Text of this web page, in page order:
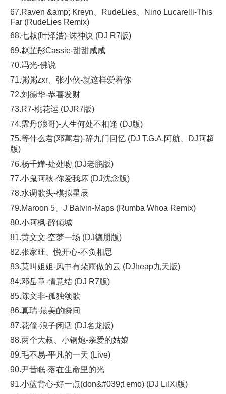
67.Raven &amp; Kreyn、RudeLies、Nino Lucarelli-This
Far (RudeLies Remix)
68.七叔(叶泽浩)-诛神诀 (DJ R7版)
69.赵芷彤Cassie-甜甜咸咸
70.冯光-佛说
71.粥粥zxr、张小伙-就这样爱着你
72.刘德华-恭喜发财
73.R7-桃花运 (DJR7版)
74.霈丹(浪哥)-人生何处不相逢 (DJ版)
75.等什么君(邓寓君)-辞九门回忆 (DJ T.G.A.阿航、DJ阿超
版)
76.杨千嬅-处处吻 (DJ老鹏版)
77.小鬼阿秋-你爱我坏 (DJ沈念版)
78.水调歌头-模拟星辰
79.Maroon 5、J Balvin-Maps (Rumba Whoa Remix)
80.小阿枫-醉倾城
81.黄文文-空梦一场 (DJ德朋版)
82.张家旺、悦开心-不负相思
83.莫叫姐姐-风中有朵雨做的云 (DJheap九天版)
84.邓岳章-情意结 (DJ R7版)
85.陈文非-孤独颂歌
86.真瑞-最美的瞬间
87.花僮-浪子闲话 (DJ名龙版)
88.两个大叔、小钢炮-亲爱的姑娘
89.毛不易-平凡的一天 (Live)
90.尹昔眠-落在生命里的光
91.小蓝背心-好一点(don&#039;t emo) (DJ LilXi版)